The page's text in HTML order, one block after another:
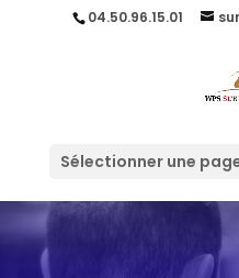
04.50.96.15.01
Sélectionner une